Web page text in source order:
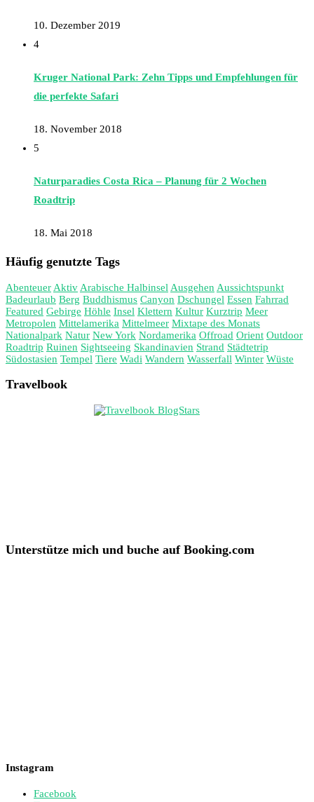
10. Dezember 2019
4
Kruger National Park: Zehn Tipps und Empfehlungen für
die perfekte Safari
18. November 2018
5
Naturparadies Costa Rica – Planung für 2 Wochen
Roadtrip
18. Mai 2018
Häufig genutzte Tags
Abenteuer Aktiv Arabische Halbinsel Ausgehen Aussichtspunkt
Badeurlaub Berg Buddhismus Canyon Dschungel Essen Fahrrad
Featured Gebirge Höhle Insel Klettern Kultur Kurztrip Meer
Metropolen Mittelamerika Mittelmeer Mixtape des Monats
Nationalpark Natur New York Nordamerika Offroad Orient Outdoor
Roadtrip Ruinen Sightseeing Skandinavien Strand Städtetrip
Südostasien Tempel Tiere Wadi Wandern Wasserfall Winter Wüste
Travelbook
Unterstütze mich und buche auf Booking.com
Instagram
Facebook